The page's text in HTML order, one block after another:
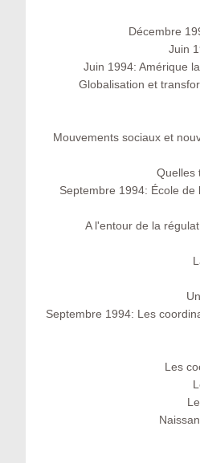
Décembre
Juin
Juin 1994: Amérique
Globalisation et
Mouvements sociaux et
Quelles
Septembre 1994: École
A l'entour de la
Septembre 1994: Les
Les